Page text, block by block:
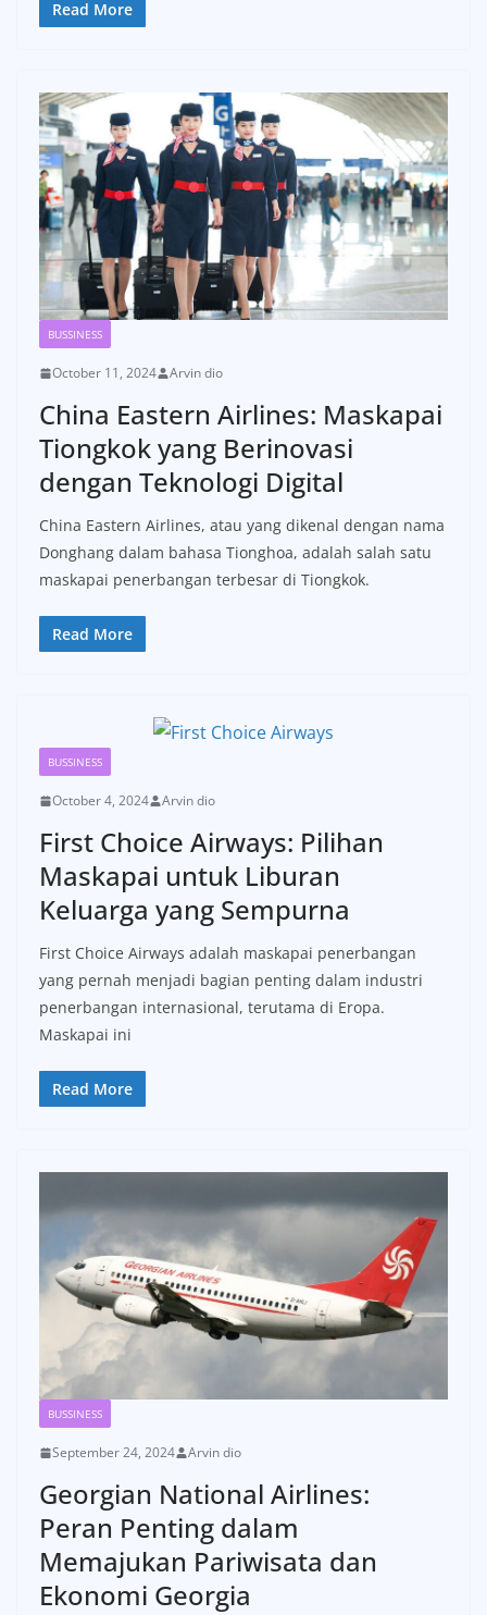
Read More
BUSSINESS
October 11, 2024 Arvin dio
China Eastern Airlines: Maskapai
Tiongkok yang Berinovasi
dengan Teknologi Digital
China Eastern Airlines, atau yang dikenal dengan nama
Donghang dalam bahasa Tionghoa, adalah salah satu
maskapai penerbangan terbesar di Tiongkok.
Read More
BUSSINESS
October 4, 2024 Arvin dio
First Choice Airways: Pilihan
Maskapai untuk Liburan
Keluarga yang Sempurna
First Choice Airways adalah maskapai penerbangan
yang pernah menjadi bagian penting dalam industri
penerbangan internasional, terutama di Eropa.
Maskapai ini
Read More
BUSSINESS
September 24, 2024 Arvin dio
Georgian National Airlines:
Peran Penting dalam
Memajukan Pariwisata dan
Ekonomi Georgia